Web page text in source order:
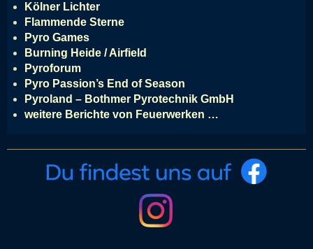
Kölner Lichter
Flammende Sterne
Pyro Games
Burning Heide / Airfield
Pyroforum
Pyro Passion’s End of Season
Pyroland – Bothmer Pyrotechnik GmbH
weitere Berichte von Feuerwerken …